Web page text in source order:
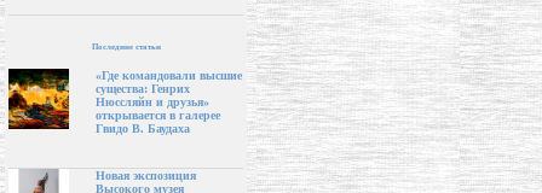
Последние статьи
«Где командовали высшие
существа: Генрих
Нюссляйн и друзья»
открывается в галерее
Гвидо В. Баудаха
Новая экспозиция
Высокого музея